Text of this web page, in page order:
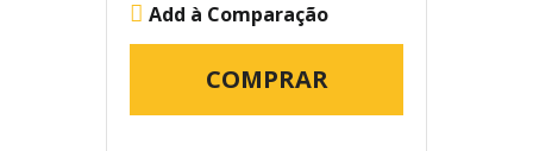
Add à Comparação
COMPRAR